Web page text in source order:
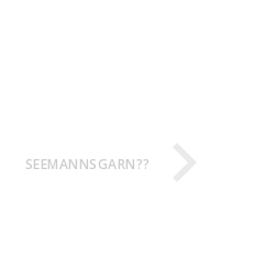
SEEMANNSGARN??